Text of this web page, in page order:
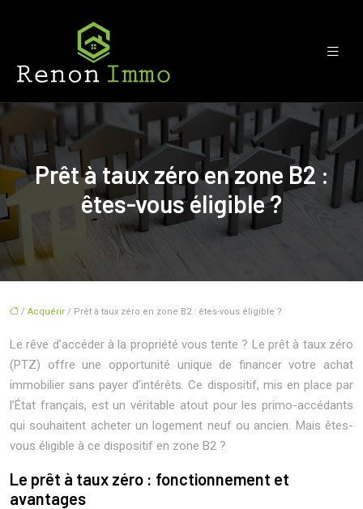
Prêt à taux zéro en zone B2 :
êtes-vous éligible ?
/ Acquérir / Prêt à taux zéro en zone B2 : êtes-vous éligible ?
Le rêve d’accéder à la propriété vous tente ? Le prêt à taux zéro
(PTZ) offre une opportunité unique de financer votre achat
immobilier sans payer d’intérêts. Ce dispositif, mis en place par
l’État français, est un véritable atout pour les primo-accédants
qui souhaitent acheter un logement neuf ou ancien. Mais êtes-
vous éligible à ce dispositif en zone B2 ?
Le prêt à taux zéro : fonctionnement et
avantages